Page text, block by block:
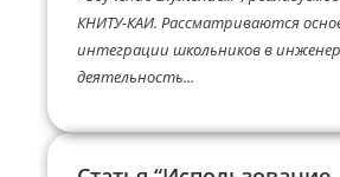
КНИТУ-КАИ. Рассматриваются
интеграции школьников в
деятельность...